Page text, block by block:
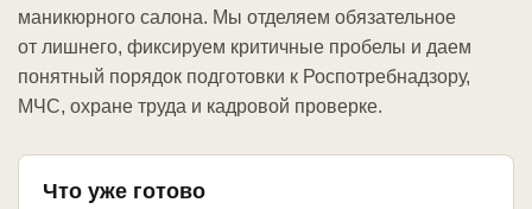
маникюрного салона. Мы отделяем обязательное
от лишнего, фиксируем критичные пробелы и даем
понятный порядок подготовки к Роспотребнадзору,
МЧС, охране труда и кадровой проверке.
Что уже готово